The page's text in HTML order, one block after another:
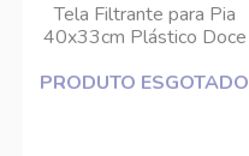
Tela Filtrante para Pia
40x33cm Plástico Doce
PRODUTO ESGOTADO